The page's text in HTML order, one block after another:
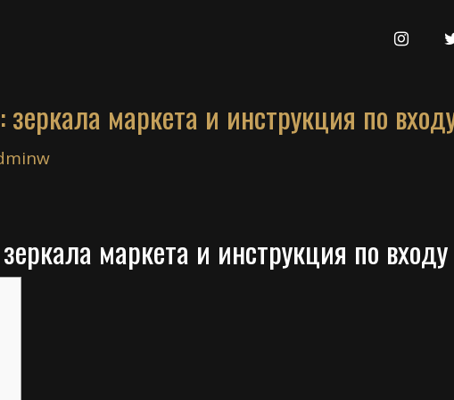
маркета и инструкция по
маркета и инструкция по входу